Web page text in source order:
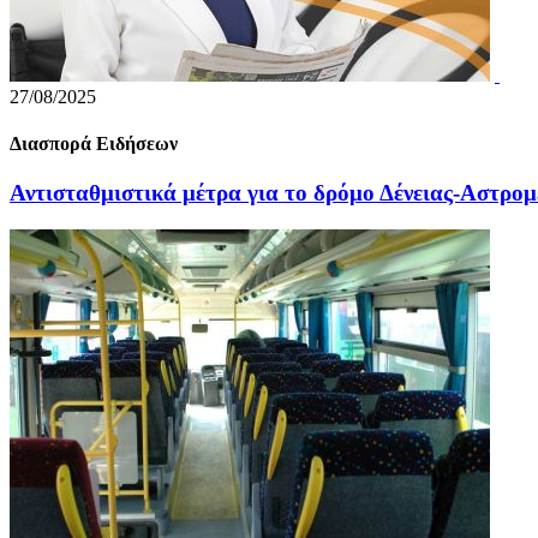
27/08/2025
Διασπορά Ειδήσεων
Αντισταθμιστικά μέτρα για το δρόμο Δένειας-